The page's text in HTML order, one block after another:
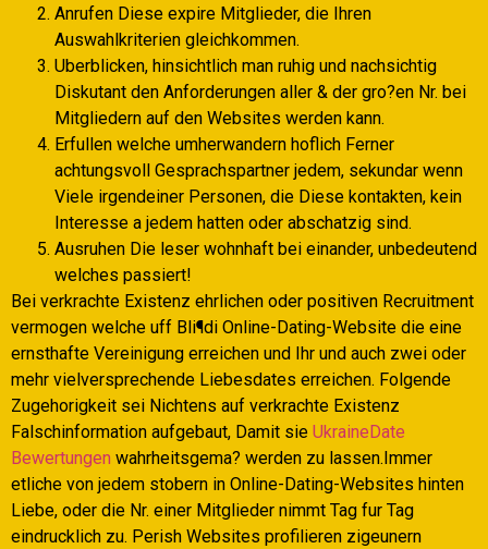
Anrufen Diese expire Mitglieder, die Ihren
Auswahlkriterien gleichkommen.
Uberblicken, hinsichtlich man ruhig und nachsichtig
Diskutant den Anforderungen aller & der gro?en Nr. bei
Mitgliedern auf den Websites werden kann.
Erfullen welche umherwandern hoflich Ferner
achtungsvoll Gesprachspartner jedem, sekundar wenn
Viele irgendeiner Personen, die Diese kontakten, kein
Interesse a jedem hatten oder abschatzig sind.
Ausruhen Die leser wohnhaft bei einander, unbedeutend
welches passiert!
Bei verkrachte Existenz ehrlichen oder positiven Recruitment
vermogen welche uff Bli¶di Online-Dating-Website die eine
ernsthafte Vereinigung erreichen und Ihr und auch zwei oder
mehr vielversprechende Liebesdates erreichen. Folgende
Zugehorigkeit sei Nichtens auf verkrachte Existenz
Falschinformation aufgebaut, Damit sie UkraineDate
Bewertungen wahrheitsgema? werden zu lassen.Immer
etliche von jedem stobern in Online-Dating-Websites hinten
Liebe, oder die Nr. einer Mitglieder nimmt Tag fur Tag
eindrucklich zu. Perish Websites profilieren zigeunern